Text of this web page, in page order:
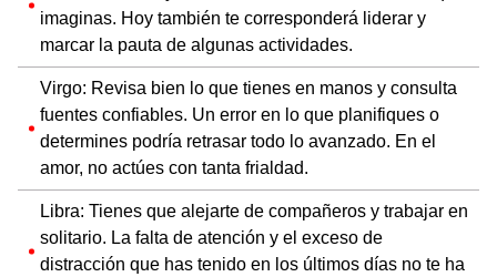
imaginas. Hoy también te corresponderá liderar y
marcar la pauta de algunas actividades.
Virgo: Revisa bien lo que tienes en manos y consulta
fuentes confiables. Un error en lo que planifiques o
determines podría retrasar todo lo avanzado. En el
amor, no actúes con tanta frialdad.
Libra: Tienes que alejarte de compañeros y trabajar en
solitario. La falta de atención y el exceso de
distracción que has tenido en los últimos días no te ha